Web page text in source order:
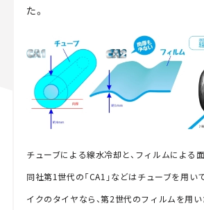
た。
チューブによる線水冷却と、フィルムによる
同社第1世代の「CA1」などはチューブを用い
イクのタイヤなら、第2世代のフィルムを用